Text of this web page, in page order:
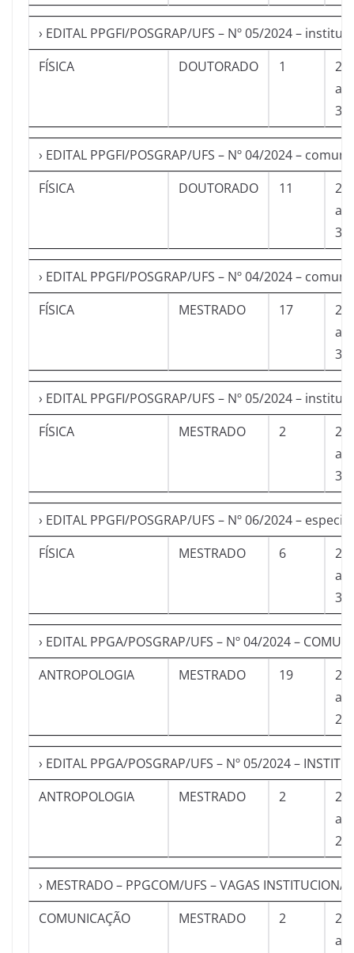
› EDITAL PPGFI/POSGRAP/UFS – Nº 05/2024 –
FÍSICA
DOUTORADO 1
a
› EDITAL PPGFI/POSGRAP/UFS – Nº 04/2024 –
FÍSICA
DOUTORADO 11
a
› EDITAL PPGFI/POSGRAP/UFS – Nº 04/2024 –
FÍSICA
MESTRADO 17
a
› EDITAL PPGFI/POSGRAP/UFS – Nº 05/2024 –
FÍSICA
MESTRADO 2
a
› EDITAL PPGFI/POSGRAP/UFS – Nº 06/2024 – especial
FÍSICA
MESTRADO 6
a
› EDITAL PPGA/POSGRAP/UFS – Nº 04/2024 –
ANTROPOLOGIA
MESTRADO 19
a
› EDITAL PPGA/POSGRAP/UFS – Nº 05/2024 –
ANTROPOLOGIA
MESTRADO 2
a
› MESTRADO – PPGCOM/UFS – VAGAS
COMUNICAÇÃO
MESTRADO 2
a